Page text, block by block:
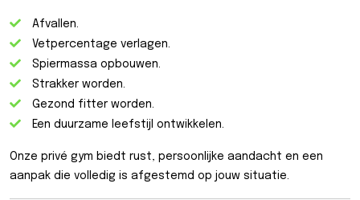
Afvallen.
Vetpercentage verlagen.
Spiermassa opbouwen.
Strakker worden.
Gezond fitter worden.
Een duurzame leefstijl ontwikkelen.
Onze privé gym biedt rust, persoonlijke aandacht en een
aanpak die volledig is afgestemd op jouw situatie.